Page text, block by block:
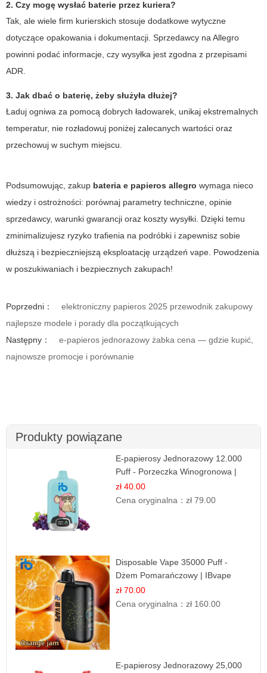
2. Czy mogę wysłać baterie przez kuriera?
Tak, ale wiele firm kurierskich stosuje dodatkowe wytyczne
dotyczące opakowania i dokumentacji. Sprzedawcy na Allegro
powinni podać informacje, czy wysyłka jest zgodna z przepisami
ADR.
3. Jak dbać o baterię, żeby służyła dłużej?
Ładuj ogniwa za pomocą dobrych ładowarek, unikaj ekstremalnych
temperatur, nie rozładowuj poniżej zalecanych wartości oraz
przechowuj w suchym miejscu.
Podsumowując, zakup bateria e papieros allegro wymaga nieco
wiedzy i ostrożności: porównaj parametry techniczne, opinie
sprzedawcy, warunki gwarancji oraz koszty wysyłki. Dzięki temu
zminimalizujesz ryzyko trafienia na podróbki i zapewnisz sobie
dłuższą i bezpieczniejszą eksploatację urządzeń vape. Powodzenia
w poszukiwaniach i bezpiecznych zakupach!
Poprzedni：
elektroniczny papieros 2025 przewodnik zakupowy
najlepsze modele i porady dla początkujących
Następny：
e-papieros jednorazowy żabka cena — gdzie kupić,
najnowsze promocje i porównanie
Produkty powiązane
E-papierosy Jednorazowy 12.000
Puff - Porzeczka Winogronowa |
Owocowa Moc
zł 40.00
Cena oryginalna：zł 79.00
Disposable Vape 35000 Puff -
Dżem Pomarańczowy | IBvape
zł 70.00
Cena oryginalna：zł 160.00
E-papierosy Jednorazowy 25,000